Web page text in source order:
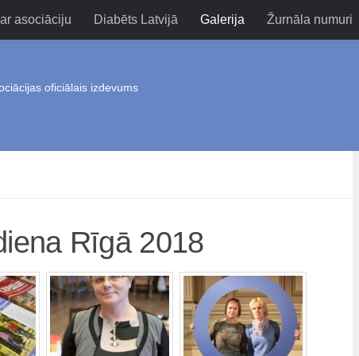
asociāciju Diabēts Latvijā Galerija Žurnāla numuri
oficiālais izdevums
Rīgā 2018